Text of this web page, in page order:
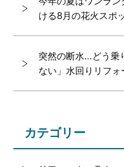
ける8月の花火スポ
突然の断水…どう乗
ない」水回りリフ
カテゴリー